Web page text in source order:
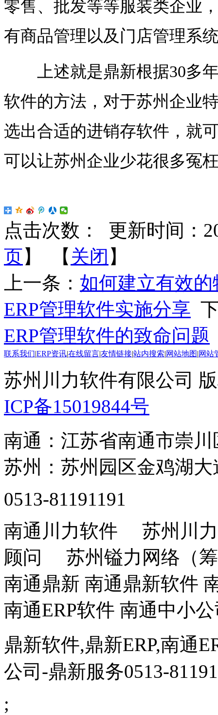
零售、批发等等服装类企业
有商品管理以及门店管理系
上述就是鼎新根据30多年
软件的方法，对于苏州企业
选出合适的进销存软件，就
可以让苏州企业少花很多冤
点击次数：
更新时间：
页】 【 关闭 】
上一条： 如何建立有效
ERP管理软件实施分享
ERP管理软件的致命问题
联系我们|ERP资讯|在线留言|友情链接|站内搜索|网站地图|网站
苏州川力软件有限公司
ICP备15019844号
南通：江苏省南通市崇
苏州：苏州园区金鸡湖
0513-81191191
南通川力软件 苏州川
顾问 苏州镒力网络（
南通鼎新 南通鼎新软件
南通ERP软件 南通中小
鼎新软件,鼎新ERP,南通
公司 -鼎新服务0513-
;